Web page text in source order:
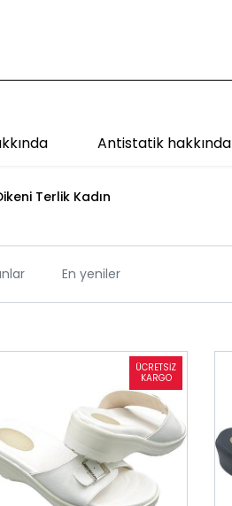
Antistatik hakkında
Terlik Kadın
En yeniler